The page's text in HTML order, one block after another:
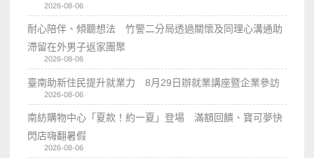
2026-08-06
耐心陪伴、傾聽想法 竹警二分局透過關懷及同理心溝通助
滯留在外男子返家團聚
2026-08-06
臺南助新住民提升就業力 8月29日辦就業講座暨企業參訪
2026-08-06
南紡購物中心「夏款！約一夏」登場 滿額回饋、寶可夢快
閃店嗨翻暑假
2026-08-06